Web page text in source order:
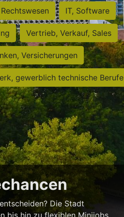
Rechtswesen IT, Software
Vertrieb, Verkauf, Sales
Versicherungen
gewerblich technische Berufe
Die Stadt